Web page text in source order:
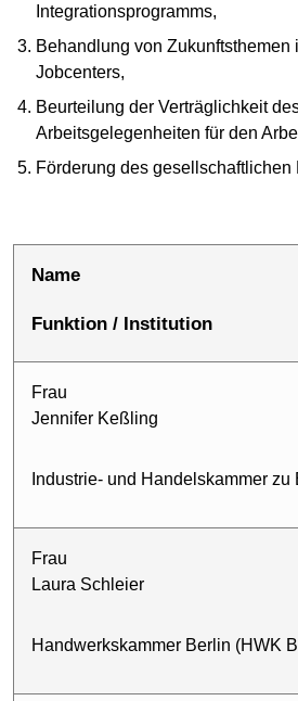
Integrationsprogramms,
Behandlung von Zukunftsthemen
Jobcenters,
Beurteilung der Verträglichkeit
Arbeitsgelegenheiten für den
Förderung des gesellschaftlichen
Name
Funktion / Institution
Frau
Jennifer Keßling
Industrie- und Handelskammer
Frau
Laura Schleier
Handwerkskammer Berlin (HWK